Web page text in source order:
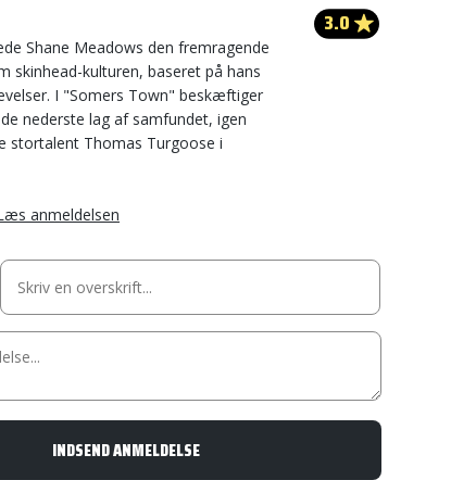
Shane Meadows den fremragende
skinhead-kulturen, baseret på hans
I "Somers Town" beskæftiger
nederste lag af samfundet, igen
stortalent Thomas Turgoose i
anmeldelsen
3.0